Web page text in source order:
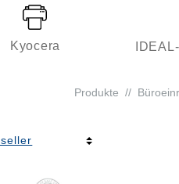
Kyocera
Produkte //